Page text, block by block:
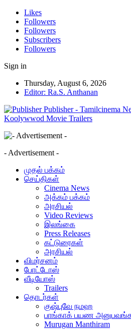
Likes
Followers
Followers
Subscribers
Followers
Sign in
Thursday, August 6, 2026
Editor: Ra.S. Anthanan
Publisher - Tamilcinema
Koolywwod Movie Trailers
- Advertisement -
முதல் பக்கம்
செய்திகள்
Cinema News
அக்கம் பக்கம்
அரசியல்
Video Reviews
இலங்கை
Press Releases
கட்டுரைகள்
அரசியல்
விமர்சனம்
போட்டோஸ்
வீடியோஸ்
Trailers
தொடர்கள்
குஷ்புவே நமஹ
பாங்காக் பயண
Murugan Manthiram